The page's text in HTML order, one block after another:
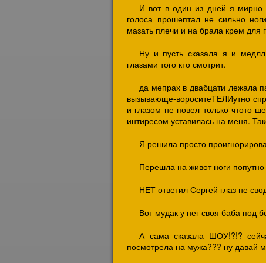
И вот в один из дней я мирно
голоса прошептал не сильно
мазать плечи и на брала крем для
Ну и пусть сказала я и
глазами того кто смотрит.
да мепрах в двабцати лежала
вызывающе-вороситеТЕЛИутно
и глазом не повел только чтото
интиресом уставилась на меня.
Я решила просто
Перешла на живот ноги
НЕТ ответил Сергей глаз не
Вот мудак у нег своя баба под
А сама сказала ШОУ!?!?
посмотрела на мужа??? ну давай